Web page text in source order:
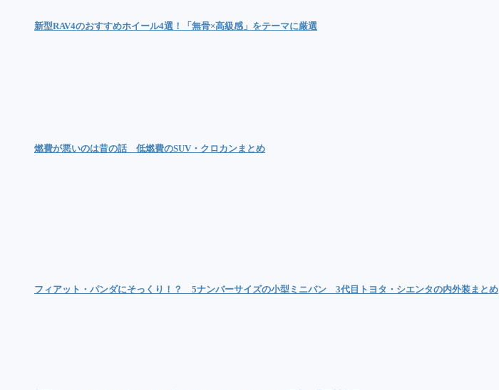
新型RAV4のおすすめホイール4選！「無骨×高級感」をテーマに厳選
燃費が悪いのは昔の話 低燃費のSUV・クロカンまとめ
フィアット・パンダにそっくり！？ 5ナンバーサイズの小型ミニバン 3代目トヨタ・シエンタの内外装まとめ